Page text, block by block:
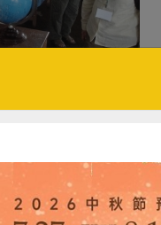
究獎學金外，雨林咖